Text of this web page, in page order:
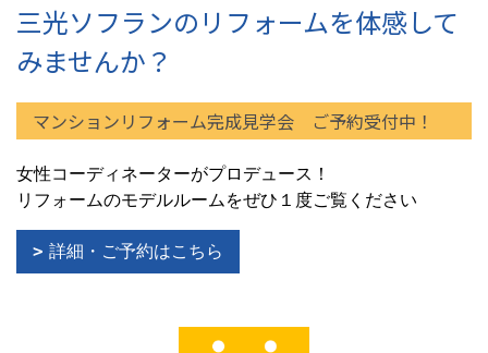
三光ソフランのリフォームを体感して
みませんか？
マンションリフォーム完成見学会 ご予約受付中！
女性コーディネーターがプロデュース！
リフォームのモデルルームをぜひ１度ご覧ください
詳細・ご予約はこちら